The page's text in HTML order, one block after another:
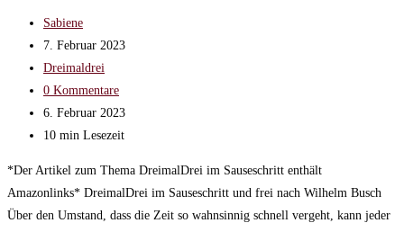
Beitrags-
Autor:
Sabiene
Beitrag
veröffentlicht:
7. Februar 2023
Beitrags-
Kategorie:
Dreimaldrei
Beitrags-
Kommentare:
0 Kommentare
Beitrag
zuletzt
am:
6. Februar 2023
Lesedauer:
10 min Lesezeit
*Der Artikel zum Thema DreimalDrei im Sauseschritt enthält
Amazonlinks* DreimalDrei im Sauseschritt und frei nach Wilhelm Busch
Über den Umstand, dass die Zeit so wahnsinnig schnell vergeht, kann jeder